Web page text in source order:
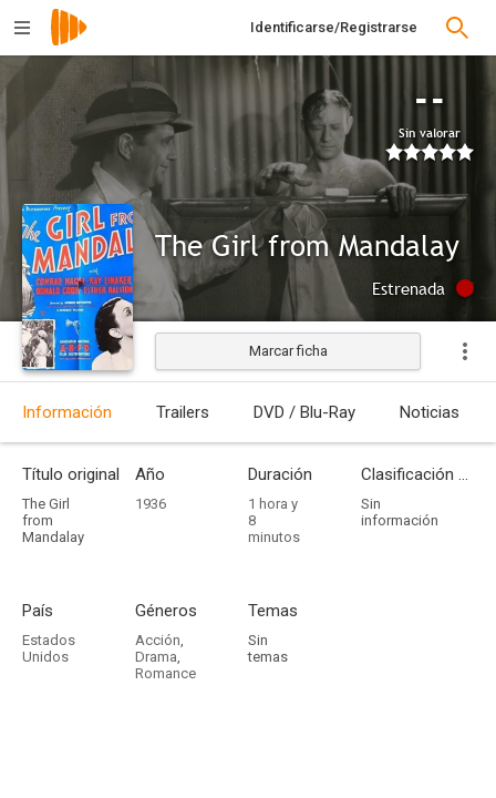
Identificarse/Registrarse
--
Sin valorar
The Girl from Mandalay
Estrenada
Marcar ficha
Información Trailers DVD / Blu-Ray Noticias
Título original
The Girl
from
Mandalay
Año
1936
Duración
1 hora y
8
minutos
Clasificación por edades
Sin
información
País
Estados
Unidos
Géneros
Acción,
Drama,
Romance
Temas
Sin
temas